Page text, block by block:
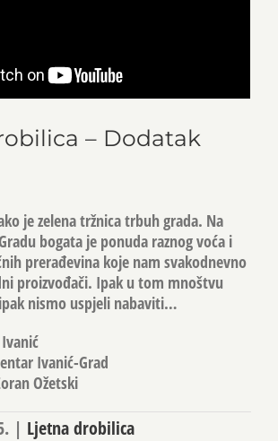
– Dodatak
je zelena tržnica trbuh grada. Na
bogata je ponuda raznog voća i
prerađevina koje nam svakodnevno
proizvođači. Ipak u tom mnoštvu
nismo uspjeli nabaviti…
Ivanić-Grad
Ožetski
| Ljetna drobilica